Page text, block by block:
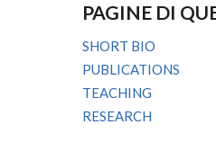
PAGINE DI
SHORT BIO
PUBLICATIONS
TEACHING
RESEARCH